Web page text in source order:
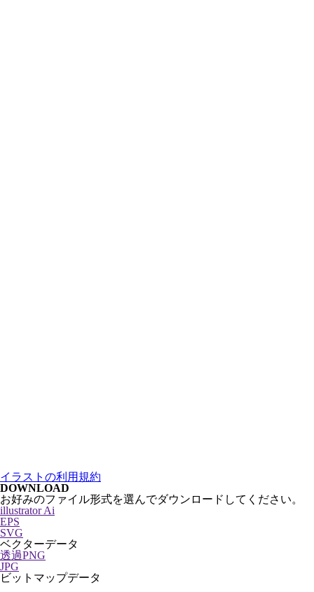
イラストの利用規約
DOWNLOAD
お好みのファイル形式を選んでダウンロードしてください。
illustrator Ai
EPS
SVG
ベクターデータ
透過PNG
JPG
ビットマップデータ